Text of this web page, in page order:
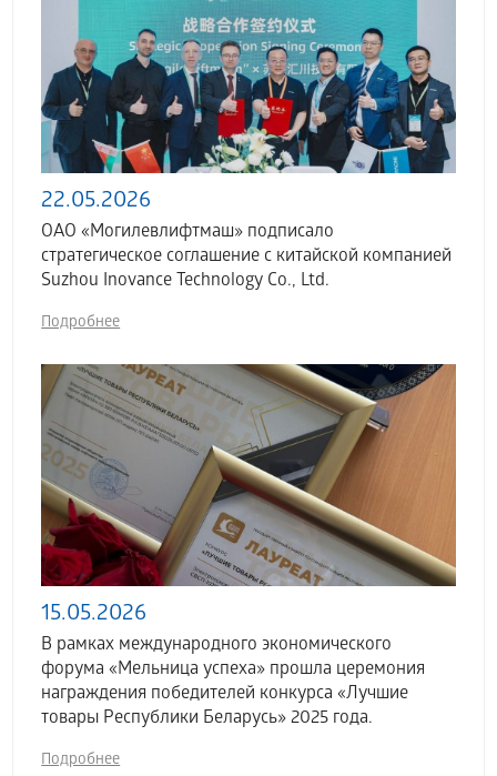
22.05.2026
ОАО «Могилевлифтмаш» подписало
стратегическое соглашение с китайской компанией
Suzhou Inovance Technology Co., Ltd.
Подробнее
15.05.2026
В рамках международного экономического
форума «Мельница успеха» прошла церемония
награждения победителей конкурса «Лучшие
товары Республики Беларусь» 2025 года.
Подробнее